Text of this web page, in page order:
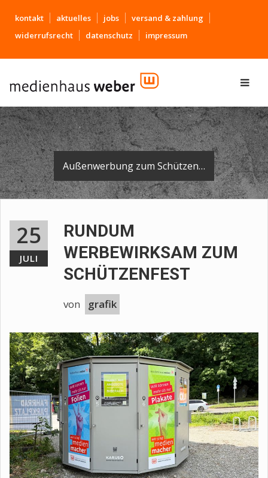
kontakt aktuelles jobs
versand & zahlung
widerrufsrecht
datenschutz impressum
Außenwerbung zum Schützenfest auf den KARUSO-Fahrradgaragen.
25
JULI
RUNDUM
WERBEWIRKSAM ZUM
SCHÜTZENFEST
von grafik